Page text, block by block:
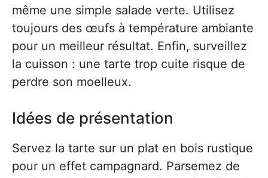
même une simple salade verte. Utilisez
toujours des œufs à température ambiante
pour un meilleur résultat. Enfin, surveillez
la cuisson : une tarte trop cuite risque de
perdre son moelleux.
Idées de présentation
Servez la tarte sur un plat en bois rustique
pour un effet campagnard. Parsemez de